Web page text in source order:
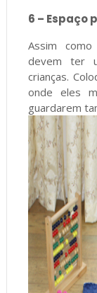
6 – Espaço
Assim
devem ter
crianças.
onde eles
guardarem